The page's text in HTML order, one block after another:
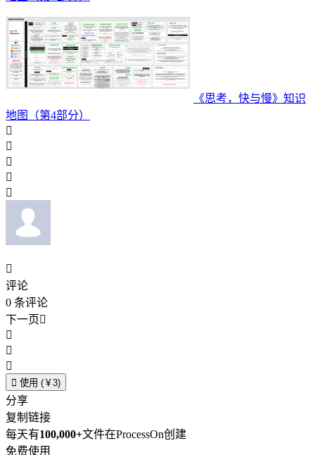
《思考，快与慢》知识
地图（第4部分）






评论
0 条评论
下一页



 使用 (￥3)
分享
复制链接
每天有100,000+文件在ProcessOn创建
免费使用